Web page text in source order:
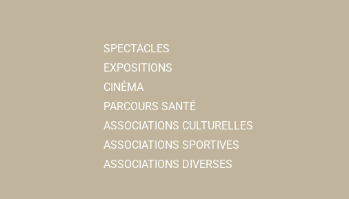
SPECTACLES
EXPOSITIONS
CINÉMA
PARCOURS SANTÉ
ASSOCIATIONS CULTURELLES
ASSOCIATIONS SPORTIVES
ASSOCIATIONS DIVERSES